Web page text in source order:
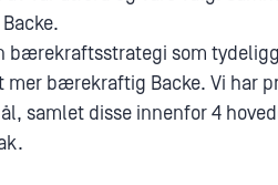
bærekraftsstrategi som
mer bærekraftig Backe. Vi har
samlet disse innenfor 4